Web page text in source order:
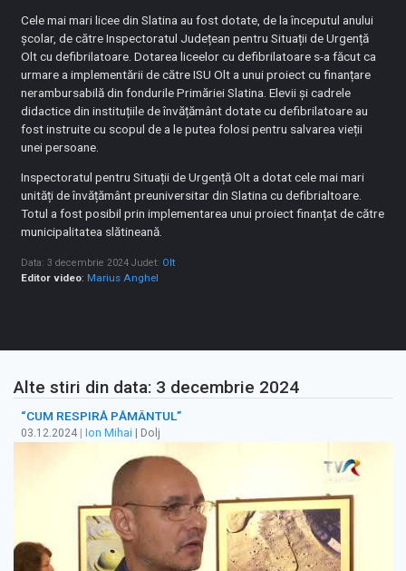
Cele mai mari licee din Slatina au fost dotate, de la începutul anului
școlar, de către Inspectoratul Județean pentru Situații de Urgență
Olt cu defibrilatoare. Dotarea liceelor cu defibrilatoare s-a făcut ca
urmare a implementării de către ISU Olt a unui proiect cu finanțare
nerambursabilă din fondurile Primăriei Slatina. Elevii și cadrele
didactice din instituțiile de învățământ dotate cu defibrilatoare au
fost instruite cu scopul de a le putea folosi pentru salvarea vieții
unei persoane.
Inspectoratul pentru Situații de Urgență Olt a dotat cele mai mari
unități de învățământ preuniversitar din Slatina cu defibrialtoare.
Totul a fost posibil prin implementarea unui proiect finanțat de către
municipalitatea slătineană.
Data: 3 decembrie 2024 Judet: Olt
Editor video: Marius Anghel
Alte stiri din data: 3 decembrie 2024
“CUM RESPIRĂ PĂMÂNTUL”
03.12.2024 Ion Mihai | Dolj